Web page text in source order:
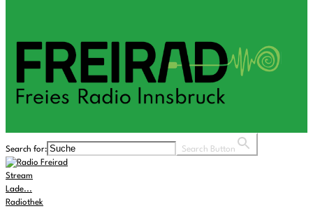
Search for: Search Button
Stream
Lade...
Radiothek